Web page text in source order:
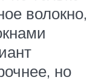
волокно,
но